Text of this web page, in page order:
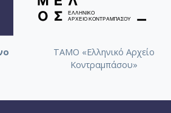
ΤΑΜΟ «Ελληνικό Αρχείο
Κοντραμπάσου»